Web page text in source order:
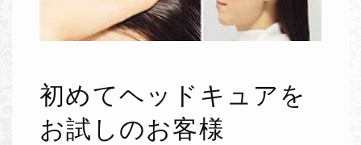
初めてヘッドキュアを
お試しのお客様